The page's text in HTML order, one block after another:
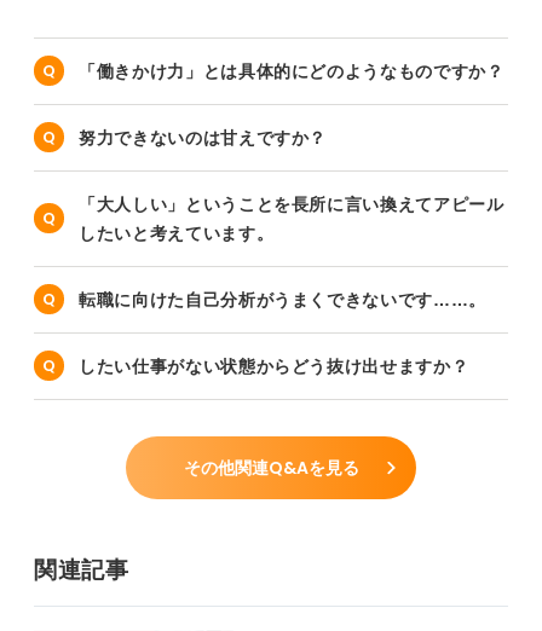
「働きかけ力」とは具体的にどのようなものですか？
努力できないのは甘えですか？
「大人しい」ということを長所に言い換えてアピール
したいと考えています。
転職に向けた自己分析がうまくできないです……。
したい仕事がない状態からどう抜け出せますか？
その他関連Q&Aを見る
関連記事